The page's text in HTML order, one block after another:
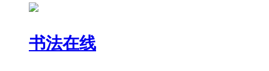
书法在线